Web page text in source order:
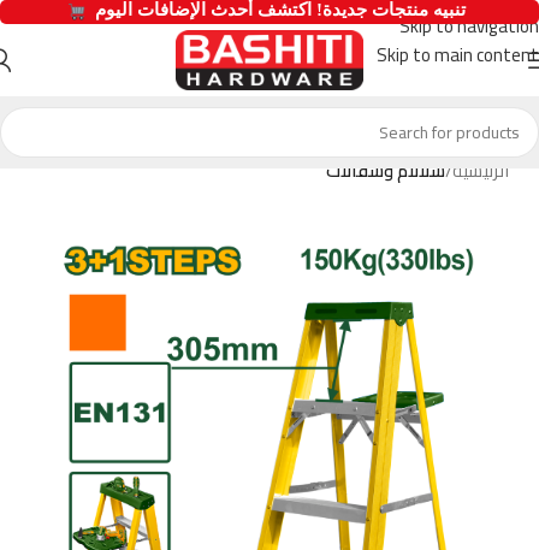
Skip to navigation
Skip to main content
الرئيسية سلالام وسقالات
  تنبيه منتجات جديدة! اكتشف أحدث الإضافات اليوم